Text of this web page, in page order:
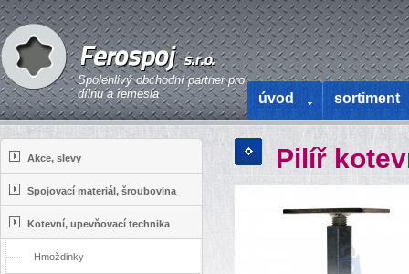
Spolehlivý obchodní partner pro
dílnu a řemesla
úvod sortiment
Pilíř
Akce, slevy
Spojovací materiál, šroubovina
Kotevní, upevňovací technika
Hmoždinky